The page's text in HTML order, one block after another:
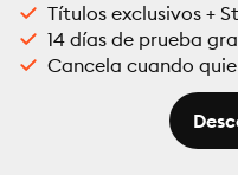
Títulos exclusivos +
14 días de prueba
Cancela cuando